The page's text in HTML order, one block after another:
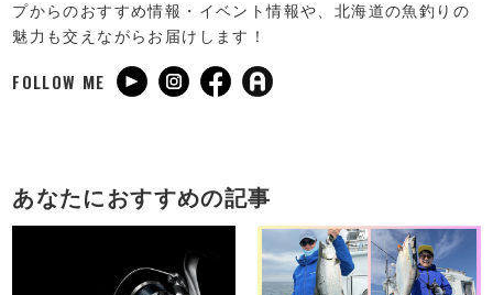
プからのおすすめ情報・イベント情報や、北海道の魚釣りの
魅力も交えながらお届けします！
FOLLOW ME
あなたにおすすめの記事